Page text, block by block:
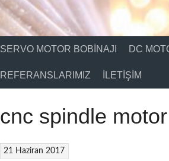
SERVO MOTOR BOBINAJI DC
REFERANSLARIMIZ İLETIŞIM
cnc spindle motor
21 Haziran 2017